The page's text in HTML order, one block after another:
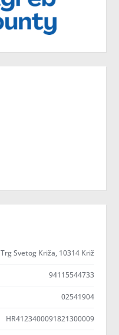
Trg Svetog Križa, 10314 Križ
94115544733
02541904
HR4123400091821300009